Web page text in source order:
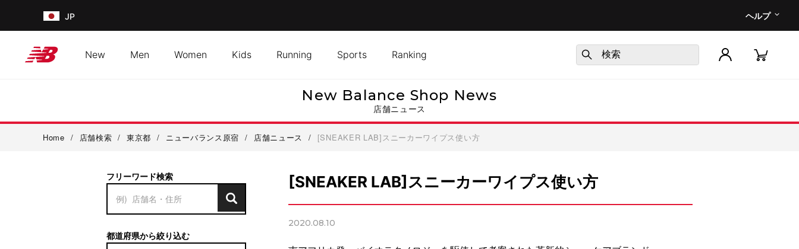
JP ヘルプ
New Men Women Kids Running Sports Ranking
New Balance Shop News
店舗ニュース
Home / 店舗検索 / 東京都 / ニューバランス原宿 / 店舗ニュース / [SNEAKER LAB]スニーカーワイプス使い方
[SNEAKER LAB]スニーカーワイプス使い方
2020.08.10
フリーワード検索
都道府県から絞り込む